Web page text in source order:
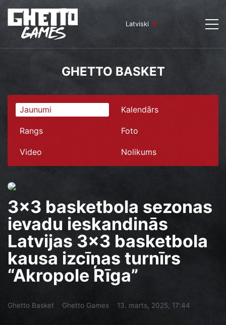
Latviski
GHETTO BASKET
Jaunumi Kalendārs
Rangs Foto
Video Nolikums
3×3 basketbola sezonas
ievadu ieskandinās
Latvijas 3×3 basketbola
kausa izcīņas turnīrs
“Akropole Rīga”
Ghetto Basket Ghetto Games 13. marts, 2025, 17:44